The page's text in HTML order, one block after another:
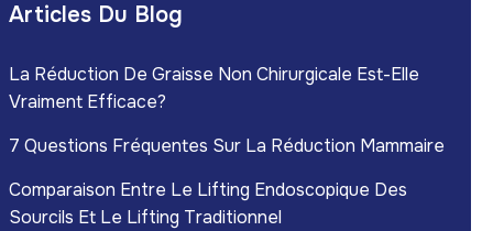
Articles Du Blog
La Réduction De Graisse Non Chirurgicale Est-Elle
Vraiment Efficace?
7 Questions Fréquentes Sur La Réduction Mammaire
Comparaison Entre Le Lifting Endoscopique Des
Sourcils Et Le Lifting Traditionnel